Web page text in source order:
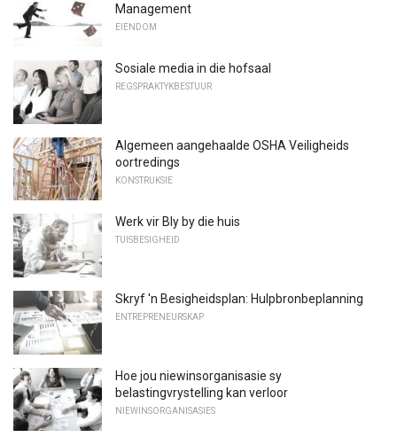
Management
EIENDOM
Sosiale media in die hofsaal
REGSPRAKTYKBESTUUR
Algemeen aangehaalde OSHA Veiligheids
oortredings
KONSTRUKSIE
Werk vir Bly by die huis
TUISBESIGHEID
Skryf 'n Besigheidsplan: Hulpbronbeplanning
ENTREPRENEURSKAP
Hoe jou niewinsorganisasie sy
belastingvrystelling kan verloor
NIEWINSORGANISASIES